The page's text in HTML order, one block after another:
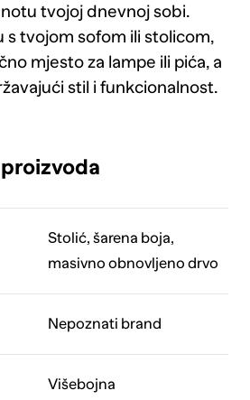
tvojoj dnevnoj sobi.
s tvojom sofom ili stolicom,
mjesto za lampe ili pića, a
stil i funkcionalnost.
Stolić, šarena boja,
masivno obnovljeno drvo
Nepoznati brand
Višebojna